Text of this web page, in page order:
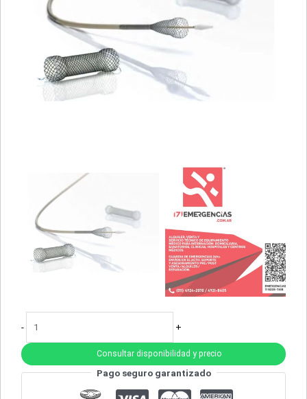
- +
Consultar disponibilidad y precio
Pago seguro garantizado